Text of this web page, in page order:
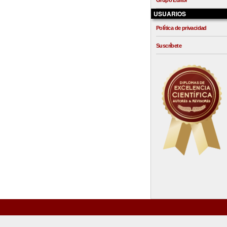
USUARIOS
Política de privacidad
Suscríbete